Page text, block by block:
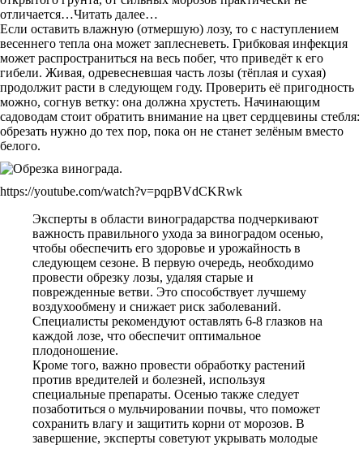
отличается…Читать далее…
Если оставить влажную (отмершую) лозу, то с наступлением
весеннего тепла она может заплесневеть. Грибковая инфекция
может распространиться на весь побег, что приведёт к его
гибели. Живая, одревесневшая часть лозы (тёплая и сухая)
продолжит расти в следующем году. Проверить её пригодность
можно, согнув ветку: она должна хрустеть. Начинающим
садоводам стоит обратить внимание на цвет сердцевины стебля:
обрезать нужно до тех пор, пока он не станет зелёным вместо
белого.
https://youtube.com/watch?v=pqpBVdCKRwk
Эксперты в области виноградарства подчеркивают
важность правильного ухода за виноградом осенью,
чтобы обеспечить его здоровье и урожайность в
следующем сезоне. В первую очередь, необходимо
провести обрезку лозы, удаляя старые и
поврежденные ветви. Это способствует лучшему
воздухообмену и снижает риск заболеваний.
Специалисты рекомендуют оставлять 6-8 глазков на
каждой лозе, что обеспечит оптимальное
плодоношение.
Кроме того, важно провести обработку растений
против вредителей и болезней, используя
специальные препараты. Осенью также следует
позаботиться о мульчировании почвы, что поможет
сохранить влагу и защитить корни от морозов. В
завершение, эксперты советуют укрывать молодые